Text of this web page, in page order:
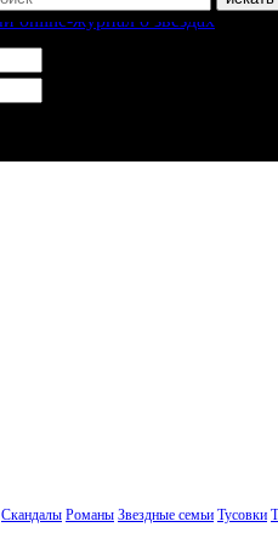
Скандалы Романы Звездные семьи Тусовки